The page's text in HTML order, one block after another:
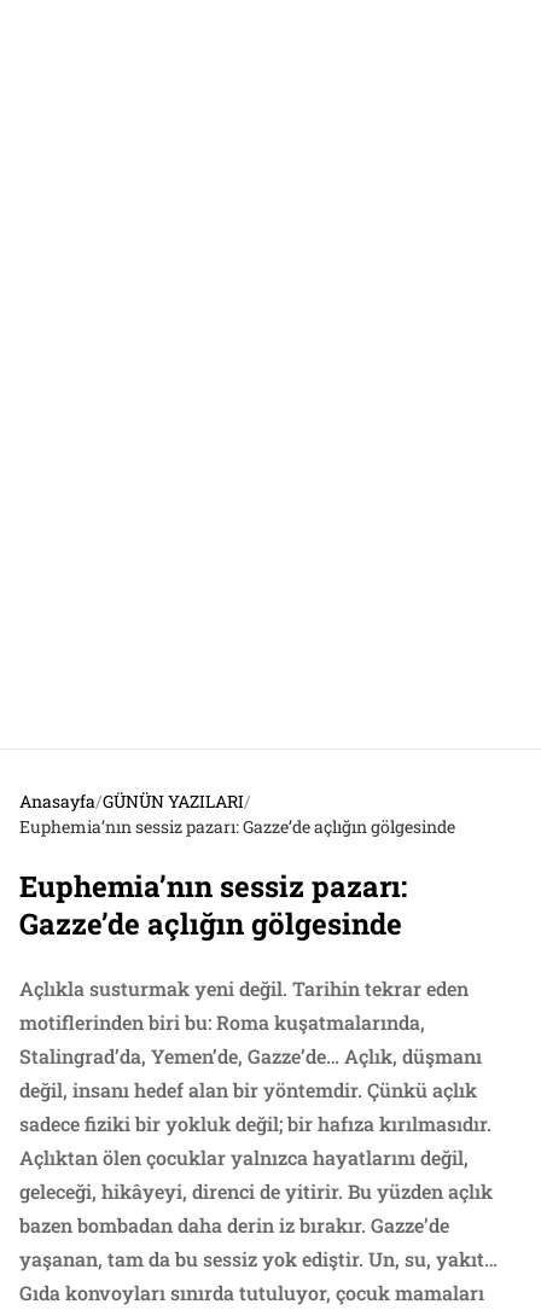
Anasayfa/GÜNÜN YAZILARI/
Euphemia’nın sessiz pazarı: Gazze’de açlığın gölgesinde
Euphemia’nın sessiz pazarı:
Gazze’de açlığın gölgesinde
Açlıkla susturmak yeni değil. Tarihin tekrar eden
motiflerinden biri bu: Roma kuşatmalarında,
Stalingrad’da, Yemen’de, Gazze’de… Açlık, düşmanı
değil, insanı hedef alan bir yöntemdir. Çünkü açlık
sadece fiziki bir yokluk değil; bir hafıza kırılmasıdır.
Açlıktan ölen çocuklar yalnızca hayatlarını değil,
geleceği, hikâyeyi, direnci de yitirir. Bu yüzden açlık
bazen bombadan daha derin iz bırakır. Gazze’de
yaşanan, tam da bu sessiz yok ediştir. Un, su, yakıt…
Gıda konvoyları sınırda tutuluyor, çocuk mamaları